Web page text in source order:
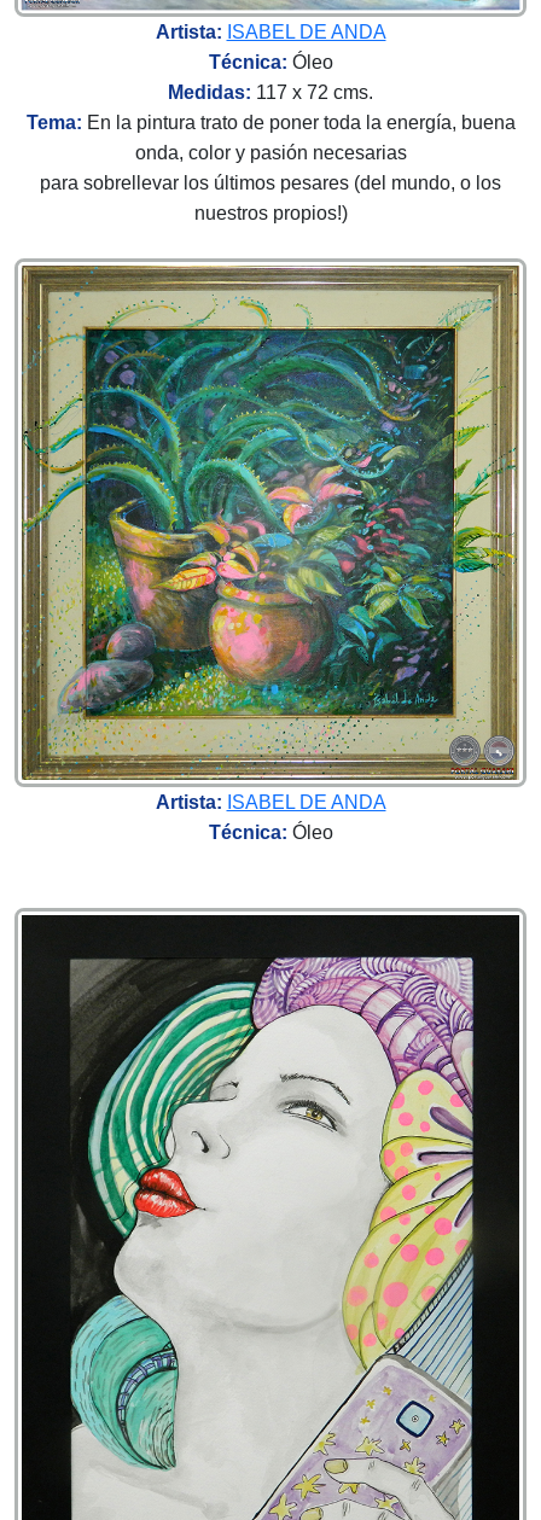
Artista: ISABEL DE ANDA
Técnica: Óleo
Medidas: 117 x 72 cms.
Tema: En la pintura trato de poner toda la energía, buena
onda, color y pasión necesarias
para sobrellevar los últimos pesares (del mundo, o los
nuestros propios!)
Artista: ISABEL DE ANDA
Técnica: Óleo